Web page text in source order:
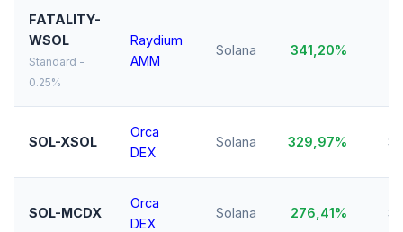
FATALITY-
WSOL
Standard -
0.25%
Raydium
AMM
Solana 341,20%
SOL-XSOL
Orca
DEX
Solana 329,97%
SOL-MCDX
Orca
DEX
Solana 276,41%